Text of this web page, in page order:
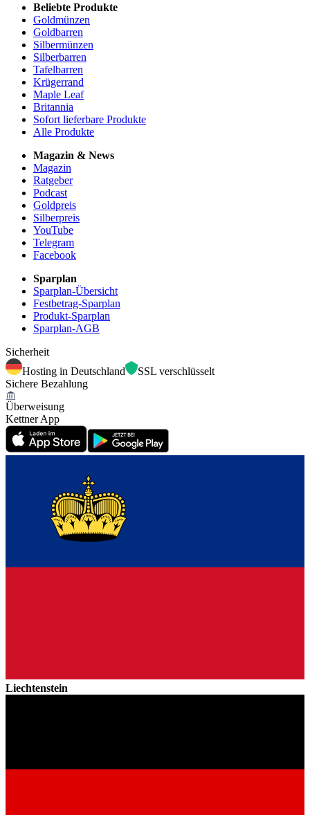
Beliebte Produkte
Goldmünzen
Goldbarren
Silbermünzen
Silberbarren
Tafelbarren
Krügerrand
Maple Leaf
Britannia
Sofort lieferbare Produkte
Alle Produkte
Magazin & News
Magazin
Ratgeber
Podcast
Goldpreis
Silberpreis
YouTube
Telegram
Facebook
Sparplan
Sparplan-Übersicht
Festbetrag-Sparplan
Produkt-Sparplan
Sparplan-AGB
Sicherheit
Hosting in Deutschland
SSL verschlüsselt
Sichere Bezahlung
Überweisung
Kettner App
Liechtenstein